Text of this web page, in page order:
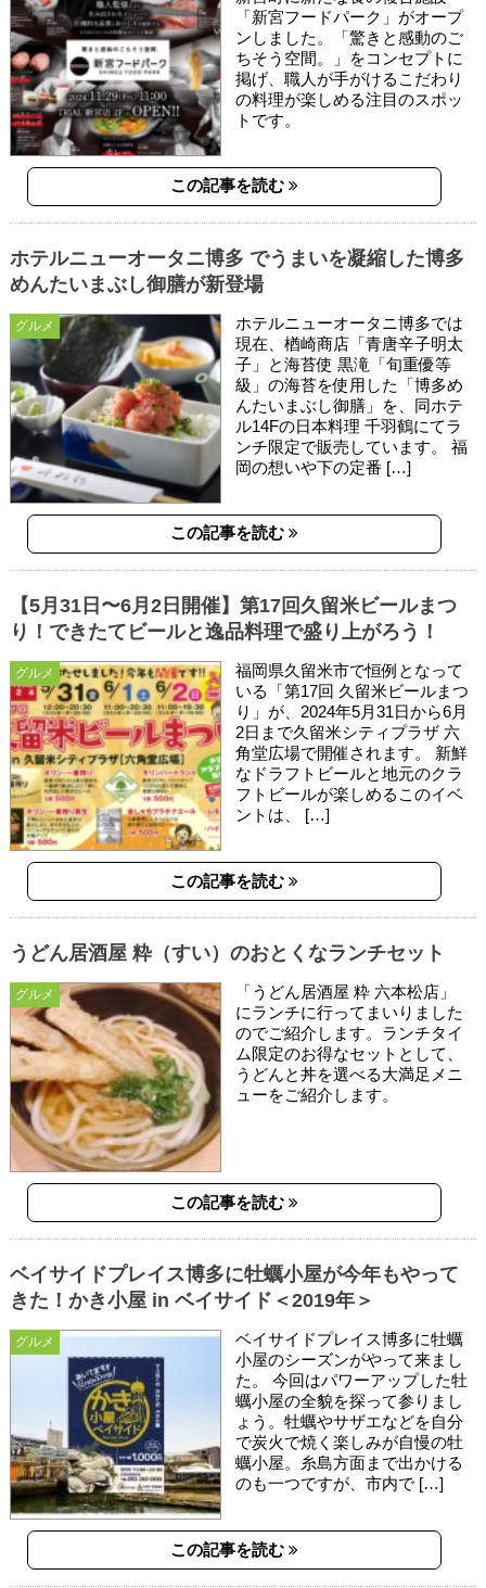
「新宮フードパーク」がオープ
ンしました。「驚きと感動のご
ちそう空間。」をコンセプトに
掲げ、職人が手がけるこだわり
の料理が楽しめる注目のスポッ
トです。
この記事を読む
グルメ
ホテルニューオータニ博多 でうまいを凝縮した博多
めんたいまぶし御膳が新登場
ホテルニューオータニ博多では
現在、楢崎商店「青唐辛子明太
子」と海苔使 黒滝「旬重優等
級」の海苔を使用した「博多め
んたいまぶし御膳」を、同ホテ
ル14Fの日本料理 千羽鶴にてラ
ンチ限定で販売しています。 福
岡の想いや下の定番 […]
この記事を読む
グルメ
【5月31日〜6月2日開催】第17回久留米ビールまつ
り！できたてビールと逸品料理で盛り上がろう！
福岡県久留米市で恒例となって
いる「第17回 久留米ビールまつ
り」が、2024年5月31日から6月
2日まで久留米シティプラザ 六
角堂広場で開催されます。 新鮮
なドラフトビールと地元のクラ
フトビールが楽しめるこのイベ
ントは、 […]
この記事を読む
グルメ
うどん居酒屋 粋（すい）のおとくなランチセット
「うどん居酒屋 粋 六本松店」
にランチに行ってまいりました
のでご紹介します。ランチタイ
ム限定のお得なセットとして、
うどんと丼を選べる大満足メニ
ューをご紹介します。
この記事を読む
グルメ
ベイサイドプレイス博多に牡蠣小屋が今年もやって
きた！かき小屋 in ベイサイド＜2019年＞
ベイサイドプレイス博多に牡蠣
小屋のシーズンがやって来まし
た。 今回はパワーアップした牡
蠣小屋の全貌を探って参りまし
ょう。牡蠣やサザエなどを自分
で炭火で焼く楽しみが自慢の牡
蠣小屋。糸島方面まで出かける
のも一つですが、市内で […]
この記事を読む